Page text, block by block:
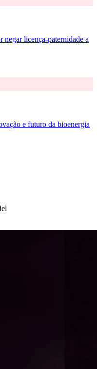
negar licença-paternidade a
e futuro da bioenergia